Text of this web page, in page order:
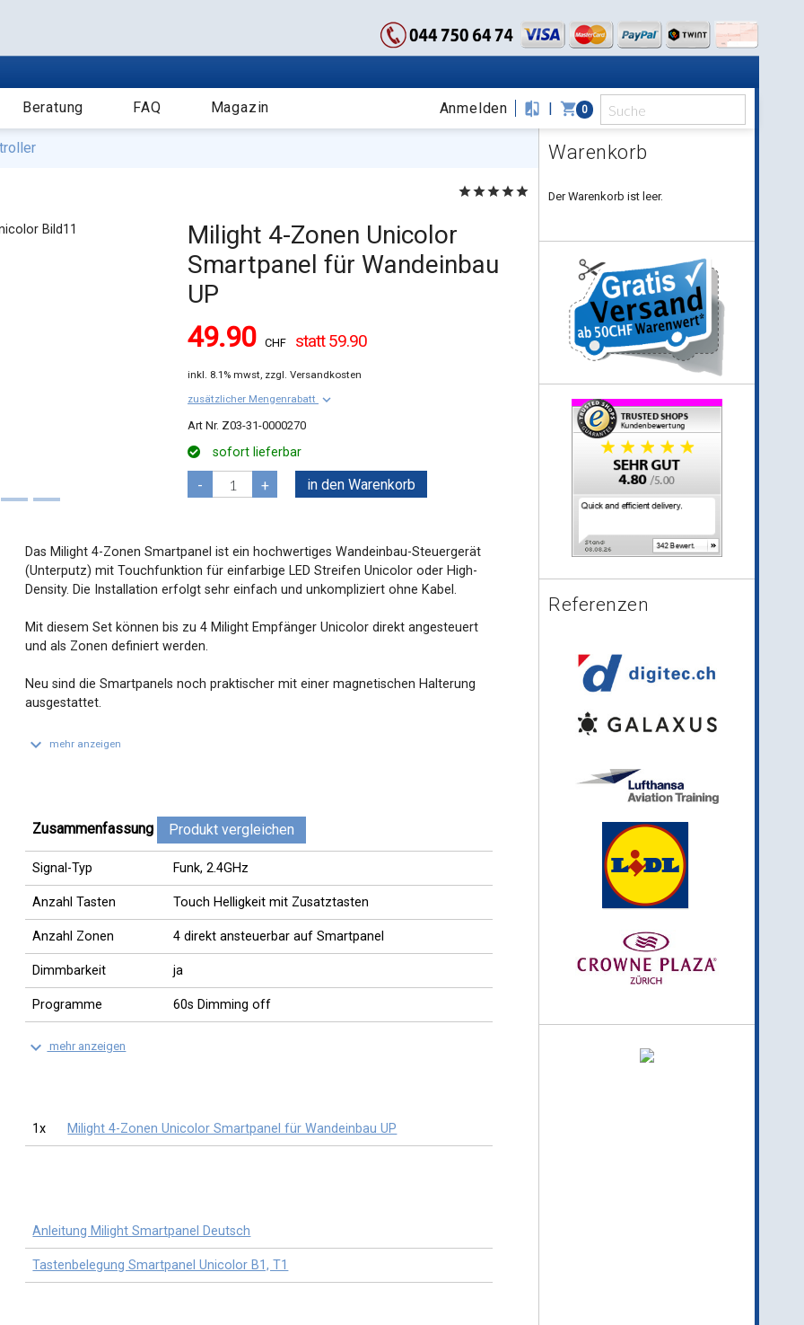
Beratung FAQ Magazin Anmelden compare | shopping_cart 0
starstarstarstarstar
Milight 4-Zonen Unicolor
Smartpanel für Wandeinbau
UP
59.90
49.90 CHF
inkl. 8.1% mwst, zzgl. Versandkosten
zusätzlicher Mengenrabatt keyboard_arrow_down
Z03-31-0000270
sofort lieferbar
- + in den Warenkorb
Das Milight 4-Zonen Smartpanel ist ein hochwertiges Wandeinbau-Steuergerät
(Unterputz) mit Touchfunktion für einfarbige LED Streifen Unicolor oder High-
Density. Die Installation erfolgt sehr einfach und unkompliziert ohne Kabel.
Mit diesem Set können bis zu 4 Milight Empfänger Unicolor direkt angesteuert
und als Zonen definiert werden.
Neu sind die Smartpanels noch praktischer mit einer magnetischen Halterung
ausgestattet.
keyboard_arrow_down mehr anzeigen
Zusammenfassung Produkt vergleichen
Signal-Typ Funk, 2.4GHz
Anzahl Tasten Touch Helligkeit mit Zusatztasten
Anzahl Zonen 4 direkt ansteuerbar auf Smartpanel
Dimmbarkeit ja
Programme 60s Dimming off
keyboard_arrow_downmehr anzeigen
1x Milight 4-Zonen Unicolor Smartpanel für Wandeinbau UP
Anleitung Milight Smartpanel Deutsch
Tastenbelegung Smartpanel Unicolor B1, T1
Warenkorb
Der Warenkorb ist leer.
Referenzen